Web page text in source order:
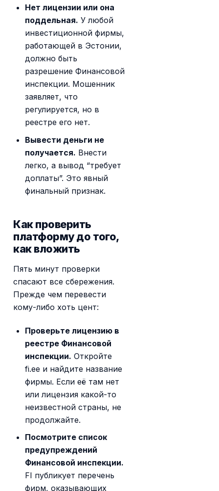
Нет лицензии или она
поддельная. У любой
инвестиционной фирмы,
работающей в Эстонии,
должно быть
разрешение Финансовой
инспекции. Мошенник
заявляет, что
регулируется, но в
реестре его нет.
Вывести деньги не
получается. Внести
легко, а вывод “требует
доплаты”. Это явный
финальный признак.
Как проверить
платформу до того,
как вложить
Пять минут проверки
спасают все сбережения.
Прежде чем перевести
кому-либо хоть цент:
Проверьте лицензию в
реестре Финансовой
инспекции. Откройте
fi.ee и найдите название
фирмы. Если её там нет
или лицензия какой-то
неизвестной страны, не
продолжайте.
Посмотрите список
предупреждений
Финансовой инспекции.
FI публикует перечень
фирм, оказывающих